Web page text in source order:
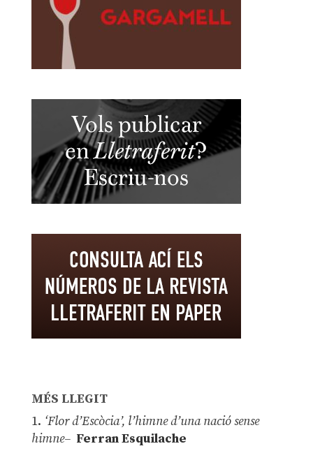
MÉS LLEGIT
1. ‘Flor d’Escòcia’, l’himne d’una nació sense
himne– Ferran Esquilache